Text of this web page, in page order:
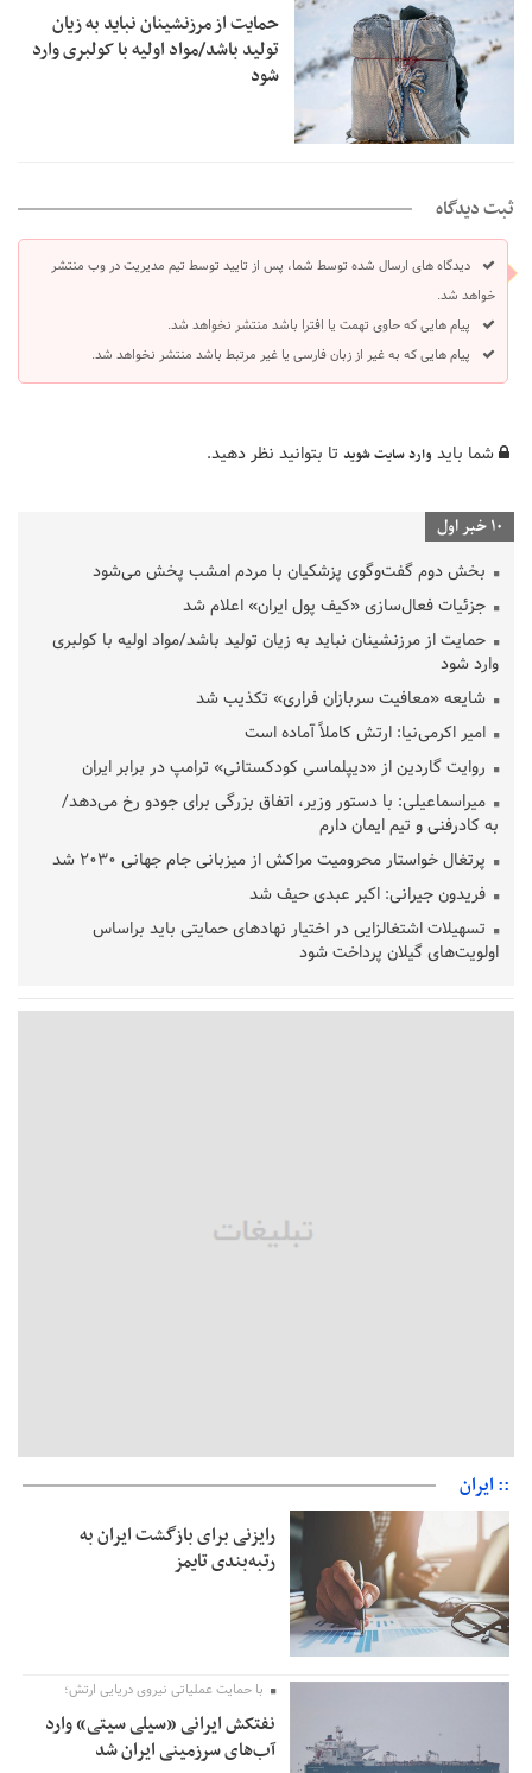
حمایت از مرزنشینان نباید به زیان
تولید باشد/مواد اولیه با کولبری وارد
شود
ثبت دیدگاه
دیدگاه های ارسال شده توسط شما، پس از تایید توسط تیم مدیریت در وب منتشر
خواهد شد.
پیام هایی که حاوی تهمت یا افترا باشد منتشر نخواهد شد.
پیام هایی که به غیر از زبان فارسی یا غیر مرتبط باشد منتشر نخواهد شد.
شما باید وارد سایت شوید تا بتوانید نظر دهید.
10 خبر اول
بخش دوم گفت‌وگوی پزشکیان با مردم امشب پخش می‌شود
جزئیات فعال‌سازی «کیف پول ایران» اعلام شد
حمایت از مرزنشینان نباید به زیان تولید باشد/مواد اولیه با کولبری
وارد شود
شایعه «معافیت سربازان فراری» تکذیب شد
امیر اکرمی‌نیا: ارتش کاملاً آماده است
روایت گاردین از «دیپلماسی کودکستانی» ترامپ در برابر ایران
میراسماعیلی: با دستور وزیر، اتفاق بزرگی برای جودو رخ می‌دهد/
به کادرفنی و تیم ایمان دارم
پرتغال خواستار محرومیت مراکش از میزبانی جام جهانی ۲۰۳۰ شد
فریدون جیرانی: اکبر عبدی حیف شد
تسهیلات اشتغالزایی در اختیار نهادهای حمایتی باید براساس
اولویت‌های گیلان پرداخت شود
قلعه‌نویی مشخص شد
:: ایران
رایزنی برای بازگشت ایران به
رتبه‌بندی تایمز
با حمایت عملیاتی نیروی دریایی ارتش؛
نفتکش ایرانی «سیلی سیتی» وارد
آب‌های سرزمینی ایران شد